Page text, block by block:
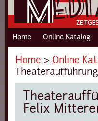
Home Online Katalog
Home › Online
Felix